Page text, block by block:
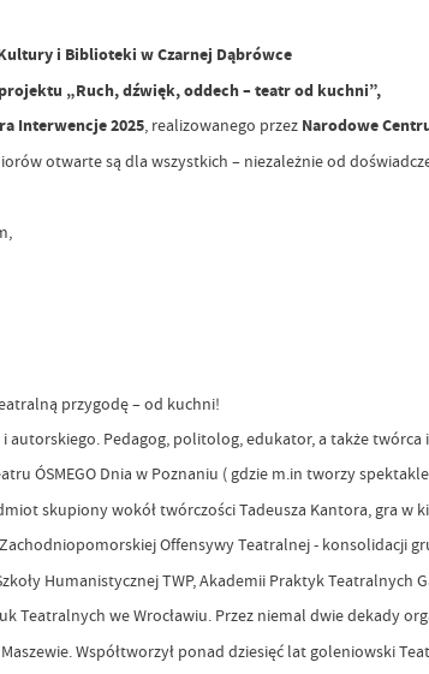
i Biblioteki w Czarnej Dąbrówce
„Ruch, dźwięk, oddech – teatr od kuchni”,
Interwencje 2025, realizowanego przez Narodowe
otwarte są dla wszystkich – niezależnie od
przygodę – od kuchni!
Pedagog, politolog, edukator, a także twórca
ÓSMEGO Dnia w Poznaniu ( gdzie m.in tworzy
skupiony wokół twórczości Tadeusza Kantora, gra w
Offensywy Teatralnej -
Humanistycznej TWP, Akademii Praktyk
Teatralnych we Wrocławiu. Przez niemal dwie dekady
Współtworzył ponad dziesięć lat goleniowski